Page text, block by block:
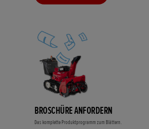
BROSCHÜRE ANFORDERN
Das komplette Produktprogramm zum Blättern.